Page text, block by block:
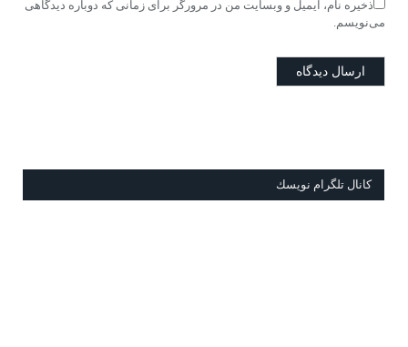
ذخیره نام، ایمیل و وبسایت من در مرورگر برای زمانی که دوباره دیدگاهی
می‌نویسم.
كانال تلگرام نويسك